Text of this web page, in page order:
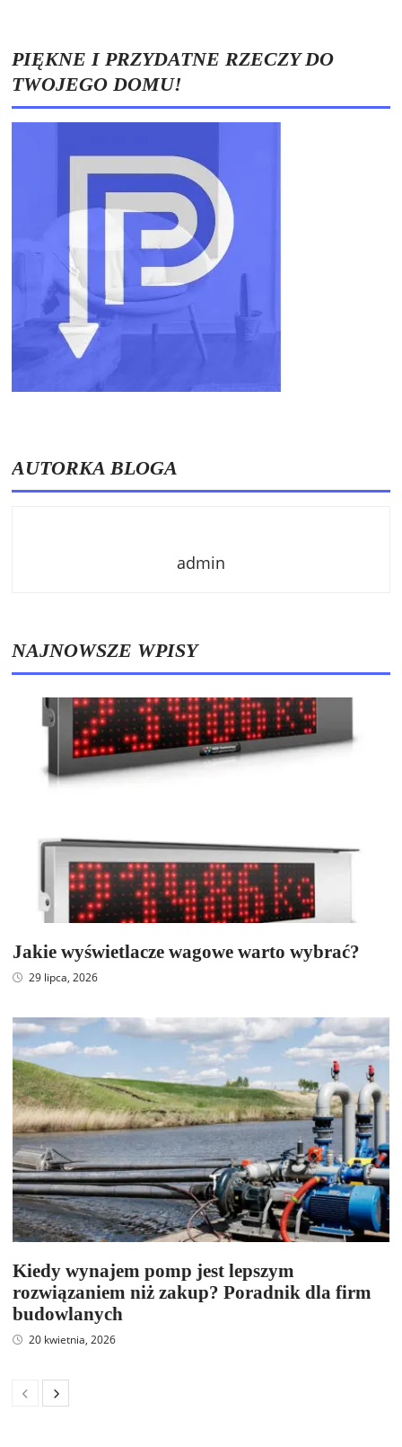
PIĘKNE I PRZYDATNE RZECZY DO
TWOJEGO DOMU!
AUTORKA BLOGA
admin
NAJNOWSZE WPISY
Jakie wyświetlacze wagowe warto wybrać?
29 lipca, 2026
Kiedy wynajem pomp jest lepszym
rozwiązaniem niż zakup? Poradnik dla firm
budowlanych
20 kwietnia, 2026